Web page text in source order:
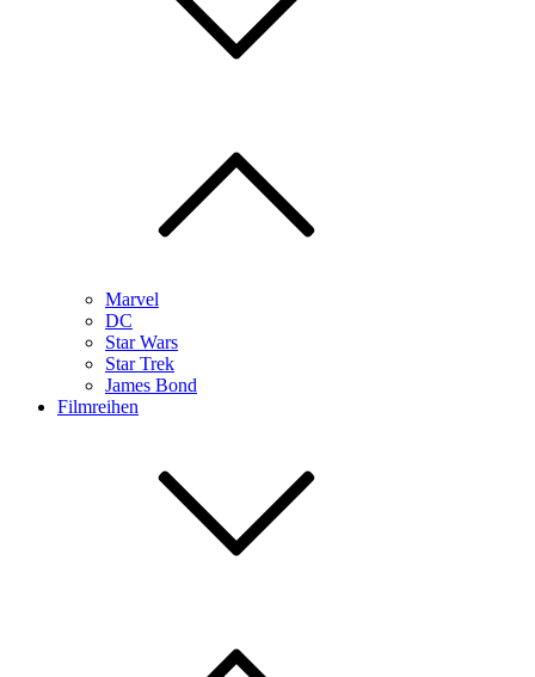
Marvel
DC
Star Wars
Star Trek
James Bond
Filmreihen